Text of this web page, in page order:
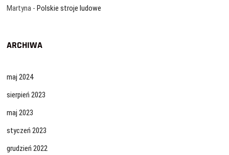
Martyna -Polskie stroje ludowe
ARCHIWA
maj 2024
sierpień 2023
maj 2023
styczeń 2023
grudzień 2022